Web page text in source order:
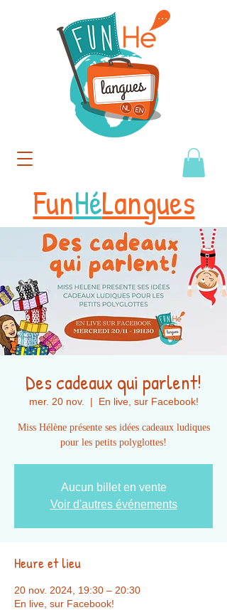
FunHéLangues
Des cadeaux qui parlent!
mer. 20 nov.
  |
En live, sur Facebook!
Miss Hélène présente ses idées cadeaux ludiques
pour les petits polyglottes!
Aucun billet en vente
Voir d'autres événements
Heure et lieu
20 nov. 2024, 19:30 – 20:30
En live, sur Facebook!